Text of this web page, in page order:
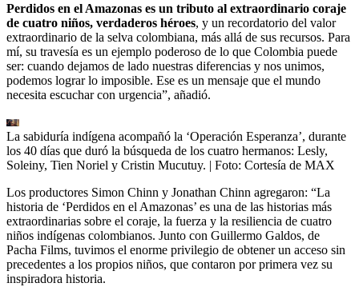
Perdidos en el Amazonas es un tributo al extraordinario coraje
de cuatro niños, verdaderos héroes, y un recordatorio del valor
extraordinario de la selva colombiana, más allá de sus recursos. Para
mí, su travesía es un ejemplo poderoso de lo que Colombia puede
ser: cuando dejamos de lado nuestras diferencias y nos unimos,
podemos lograr lo imposible. Ese es un mensaje que el mundo
necesita escuchar con urgencia”, añadió.
La sabiduría indígena acompañó la ‘Operación Esperanza’, durante
los 40 días que duró la búsqueda de los cuatro hermanos: Lesly,
Soleiny, Tien Noriel y Cristin Mucutuy. | Foto: Cortesía de MAX
Los productores Simon Chinn y Jonathan Chinn agregaron: “La
historia de ‘Perdidos en el Amazonas’ es una de las historias más
extraordinarias sobre el coraje, la fuerza y la resiliencia de cuatro
niños indígenas colombianos. Junto con Guillermo Galdos, de
Pacha Films, tuvimos el enorme privilegio de obtener un acceso sin
precedentes a los propios niños, que contaron por primera vez su
inspiradora historia.